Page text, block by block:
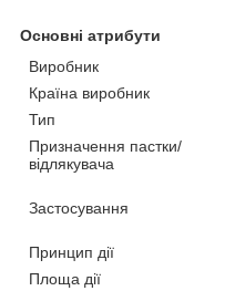
Основні атрибути
Виробник
Країна виробник
Тип
Призначення пастки/
відлякувача
Застосування
Принцип дії
Площа дії